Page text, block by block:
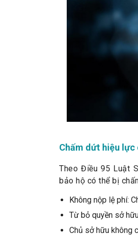
Chấm dứt hiệu lực
Theo Điều 95 Luật
bảo hộ có thể bị
Không nộp lệ phí:
Từ bỏ quyền sở
Chủ sở hữu không